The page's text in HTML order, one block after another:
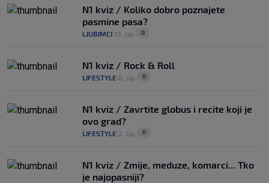
N1 kviz / Koliko dobro poznajete
pasmine pasa?
LJUBIMCI 13. lip. 0
N1 kviz / Rock & Roll
LIFESTYLE 8. lip. 0
N1 kviz / Zavrtite globus i recite koji je
ovo grad?
LIFESTYLE 2. lip. 0
N1 kviz / Zmije, meduze, komarci... Tko
je najopasniji?